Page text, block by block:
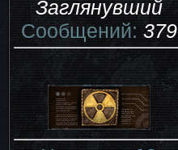
Заглянувший
Сообщений:379